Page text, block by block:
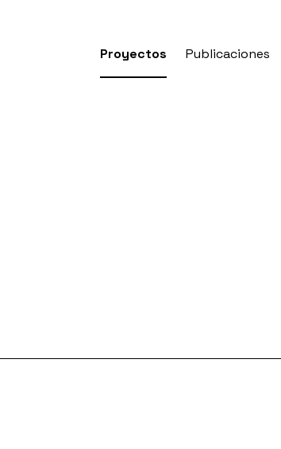
Proyectos Publicaciones